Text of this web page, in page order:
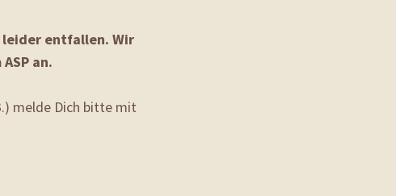
leider entfallen. Wir
an.
melde Dich bitte mit